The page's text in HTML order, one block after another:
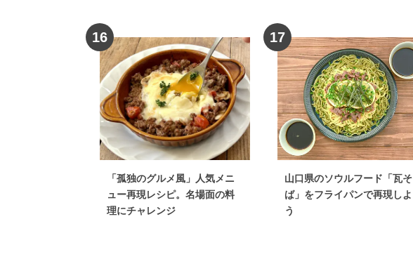
16
「孤独のグルメ風」人気メニ
ュー再現レシピ。名場面の料
理にチャレンジ
17
山口県のソウルフード「瓦そ
ば」をフライパンで再現しよ
う